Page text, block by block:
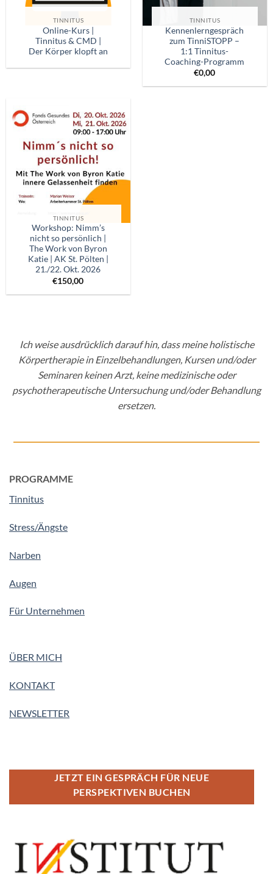
TINNITUS
Online-Kurs |
Tinnitus & CMD |
Der Körper klopft an
TINNITUS
Kennenlerngespräch
zum TinniSTOPP –
1:1 Tinnitus-
Coaching-Programm
€0,00
TINNITUS
Workshop: Nimm’s
nicht so persönlich |
The Work von Byron
Katie | AK St. Pölten |
21./22. Okt. 2026
€150,00
Ich weise ausdrücklich darauf hin, dass meine holistische
Körpertherapie in Einzelbehandlungen, Kursen und/oder
Seminaren keinen Arzt, keine medizinische oder
psychotherapeutische Untersuchung und/oder Behandlung
ersetzen.
PROGRAMME
Tinnitus
Stress/Ängste
Narben
Augen
Für Unternehmen
ÜBER MICH
KONTAKT
NEWSLETTER
JETZT EIN GESPRÄCH FÜR NEUE
PERSPEKTIVEN BUCHEN